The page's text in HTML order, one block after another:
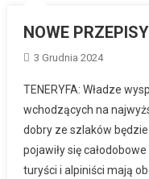
NOWE
3 Grudnia 2024
TENERYFA: Władze
wchodzących na
dobry ze szlaków
pojawiły się
turyści i alpiniści mają